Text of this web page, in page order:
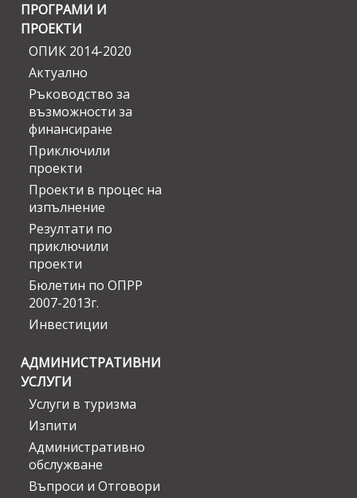
ПРОГРАМИ И
ПРОЕКТИ
ОПИК 2014-2020
Актуално
Ръководство за
възможности за
финансиране
Приключили
проекти
Проекти в процес на
изпълнение
Резултати по
приключили
проекти
Бюлетин по ОПРР
2007-2013г.
Инвестиции
АДМИНИСТРАТИВНИ
УСЛУГИ
Услуги в туризма
Изпити
Административно
обслужване
Въпроси и Отговори